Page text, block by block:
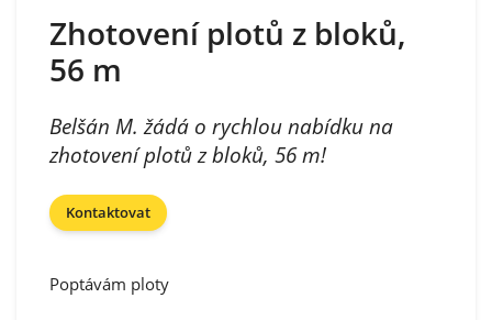
Kategorie
Zhotovení plotů z bloků,
56 m
Belšán M. žádá o rychlou nabídku na
zhotovení plotů z bloků, 56 m!
Kontaktovat
Poptávám ploty